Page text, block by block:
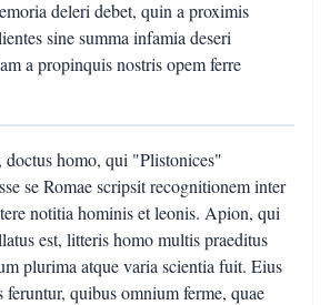
deleri debet, quin a proximis
sine summa infamia deseri
a propinquis nostris opem ferre
homo, qui "Plistonices"
se Romae scripsit recognitionem inter
notitia hominis et leonis. Apion, qui
est, litteris homo multis praeditus
plurima atque varia scientia fuit. Eius
quibus omnium ferme, quae